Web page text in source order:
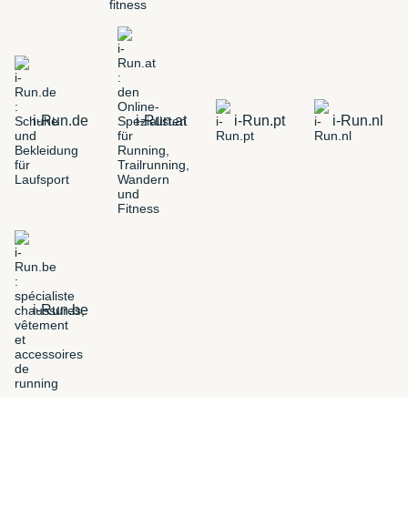
i-Run.de i-Run.at i-Run.pt i-Run.nl
i-Run.be